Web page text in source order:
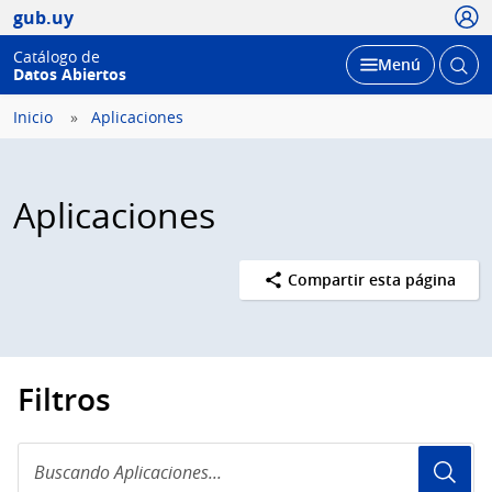
gub.uy
Catálogo de
Datos Abiertos
Desplegar
Menú Abrir
Inicio Aplicaciones
Aplicaciones
Compartir esta página
Filtros
Aplicaciones...